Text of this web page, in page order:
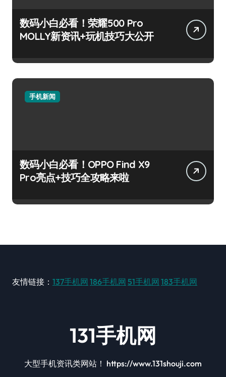
数码小白必看！荣耀500 Pro
MOLLY新资讯+玩机技巧大公开
手机新闻
数码小白必看！OPPO Find X9
Pro亮点+技巧全攻略来啦
友情链接： 137手机网 186手机网 51手机网 183手机网
131手机网
大型手机资讯类网站！ https://www.131shouji.com